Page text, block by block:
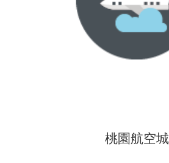
桃園航空城